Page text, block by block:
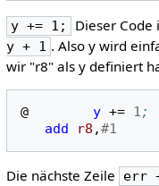
y += 1; Dieser Code
y + 1 . Also y wird
wir "r8" als y definiert
@ y += 1;
add
r8 ,#1
Die nächste Zeile err